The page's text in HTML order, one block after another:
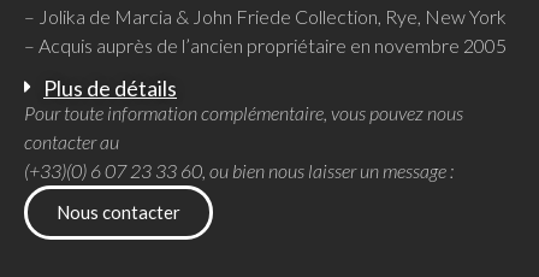
– Jolika de Marcia & John Friede Collection, Rye, New York
– Acquis auprès de l’ancien propriétaire en novembre 2005
Plus de détails
Pour toute information complémentaire, vous pouvez nous
contacter au
(+33)(0) 6 07 23 33 60, ou bien nous laisser un message :
Nous contacter